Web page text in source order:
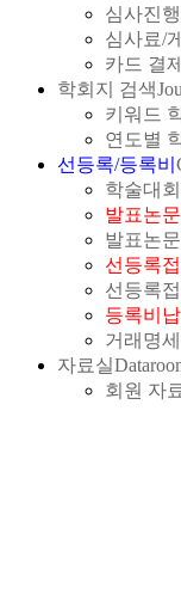
심사진
심사료/
카드 결제
학회지 검색
키워드
연도별
선등록/등록비
학술대
발표논
발표논
선등록
선등록
등록비
거래명
자료실
회원 자